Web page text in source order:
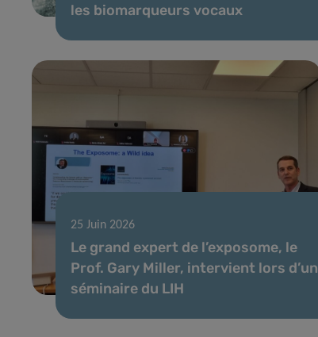
les biomarqueurs vocaux
25 Juin 2026
Le grand expert de l’exposome, le
Prof. Gary Miller, intervient lors d’un
séminaire du LIH